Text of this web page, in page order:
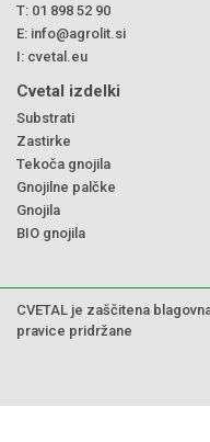
T: 01 898 52 90
E: info@agrolit.si
I: cvetal.eu
Cvetal izdelki
Substrati
Zastirke
Tekoča gnojila
Gnojilne palčke
Gnojila
BIO gnojila
CVETAL je zaščitena
pravice pridržane